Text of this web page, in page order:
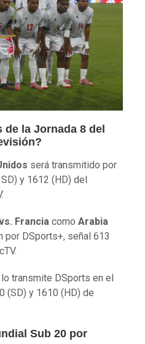
la Jornada 8 del
será transmitido por
y 1612 (HD) del
Francia como Arabia
por DSports+, señal 613
lo transmite DSports en el
(SD) y 1610 (HD) de
Sub 20 por